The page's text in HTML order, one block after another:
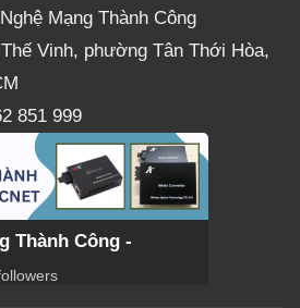
Mạng Thành Công
Vinh, phường Tân Thới Hòa,
851 999
Thành Công -